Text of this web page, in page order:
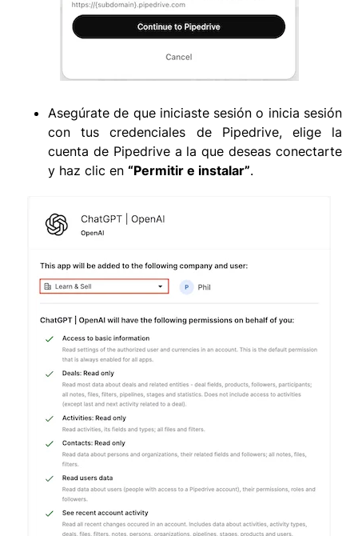
Asegúrate de que iniciaste sesión o inicia sesión
con tus credenciales de Pipedrive, elige la
cuenta de Pipedrive a la que deseas conectarte
y haz clic en “Permitir e instalar”.